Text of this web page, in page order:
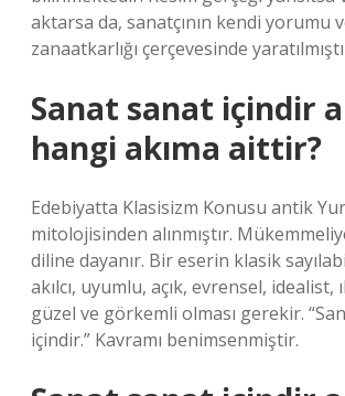
aktarsa ​​da, sanatçının kendi yorumu
zanaatkarlığı çerçevesinde
Sanat sanat içindir
hangi akıma aittir?
Edebiyatta Klasisizm Konusu antik
mitolojisinden alınmıştır.
diline dayanır. Bir eserin klasik
akılcı, uyumlu, açık, evrensel, idealist,
güzel ve görkemli olması gerekir.
içindir.” Kavramı benimsenmiştir.